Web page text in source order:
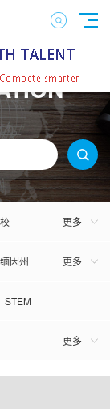
更多
更多
缅因州
STEM
更多